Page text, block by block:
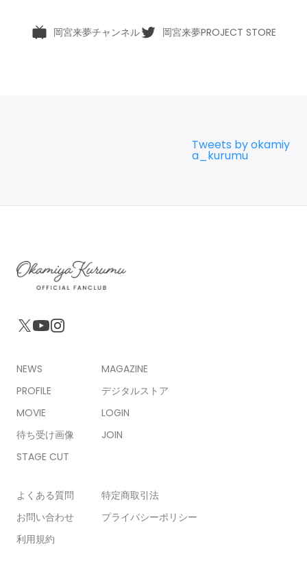
岡宮来夢チャンネル 岡宮来夢PROJECT STORE
Tweets by okamiy
a_kurumu
NEWS
PROFILE
MOVIE
待ち受け画像
STAGE CUT
MAGAZINE
デジタルストア
LOGIN
JOIN
よくある質問
お問い合わせ
利用規約
特定商取引法
プライバシーポリシー